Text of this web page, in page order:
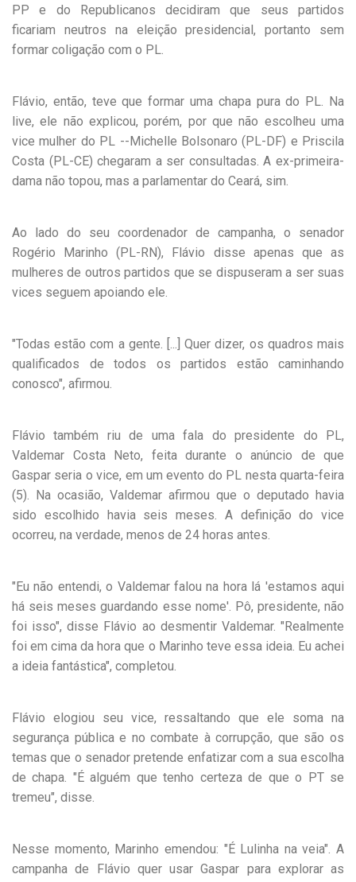
PP e do Republicanos decidiram que seus partidos
ficariam neutros na eleição presidencial, portanto sem
formar coligação com o PL.
Flávio, então, teve que formar uma chapa pura do PL. Na
live, ele não explicou, porém, por que não escolheu uma
vice mulher do PL --Michelle Bolsonaro (PL-DF) e Priscila
Costa (PL-CE) chegaram a ser consultadas. A ex-primeira-
dama não topou, mas a parlamentar do Ceará, sim.
Ao lado do seu coordenador de campanha, o senador
Rogério Marinho (PL-RN), Flávio disse apenas que as
mulheres de outros partidos que se dispuseram a ser suas
vices seguem apoiando ele.
"Todas estão com a gente. [...] Quer dizer, os quadros mais
qualificados de todos os partidos estão caminhando
conosco", afirmou.
Flávio também riu de uma fala do presidente do PL,
Valdemar Costa Neto, feita durante o anúncio de que
Gaspar seria o vice, em um evento do PL nesta quarta-feira
(5). Na ocasião, Valdemar afirmou que o deputado havia
sido escolhido havia seis meses. A definição do vice
ocorreu, na verdade, menos de 24 horas antes.
"Eu não entendi, o Valdemar falou na hora lá 'estamos aqui
há seis meses guardando esse nome'. Pô, presidente, não
foi isso", disse Flávio ao desmentir Valdemar. "Realmente
foi em cima da hora que o Marinho teve essa ideia. Eu achei
a ideia fantástica", completou.
Flávio elogiou seu vice, ressaltando que ele soma na
segurança pública e no combate à corrupção, que são os
temas que o senador pretende enfatizar com a sua escolha
de chapa. "É alguém que tenho certeza de que o PT se
tremeu", disse.
Nesse momento, Marinho emendou: "É Lulinha na veia". A
campanha de Flávio quer usar Gaspar para explorar as